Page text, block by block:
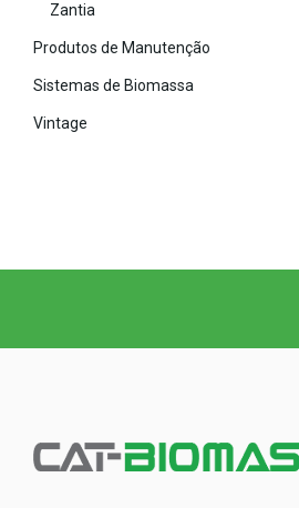
Zantia
Produtos de Manutenção
Sistemas de Biomassa
Vintage